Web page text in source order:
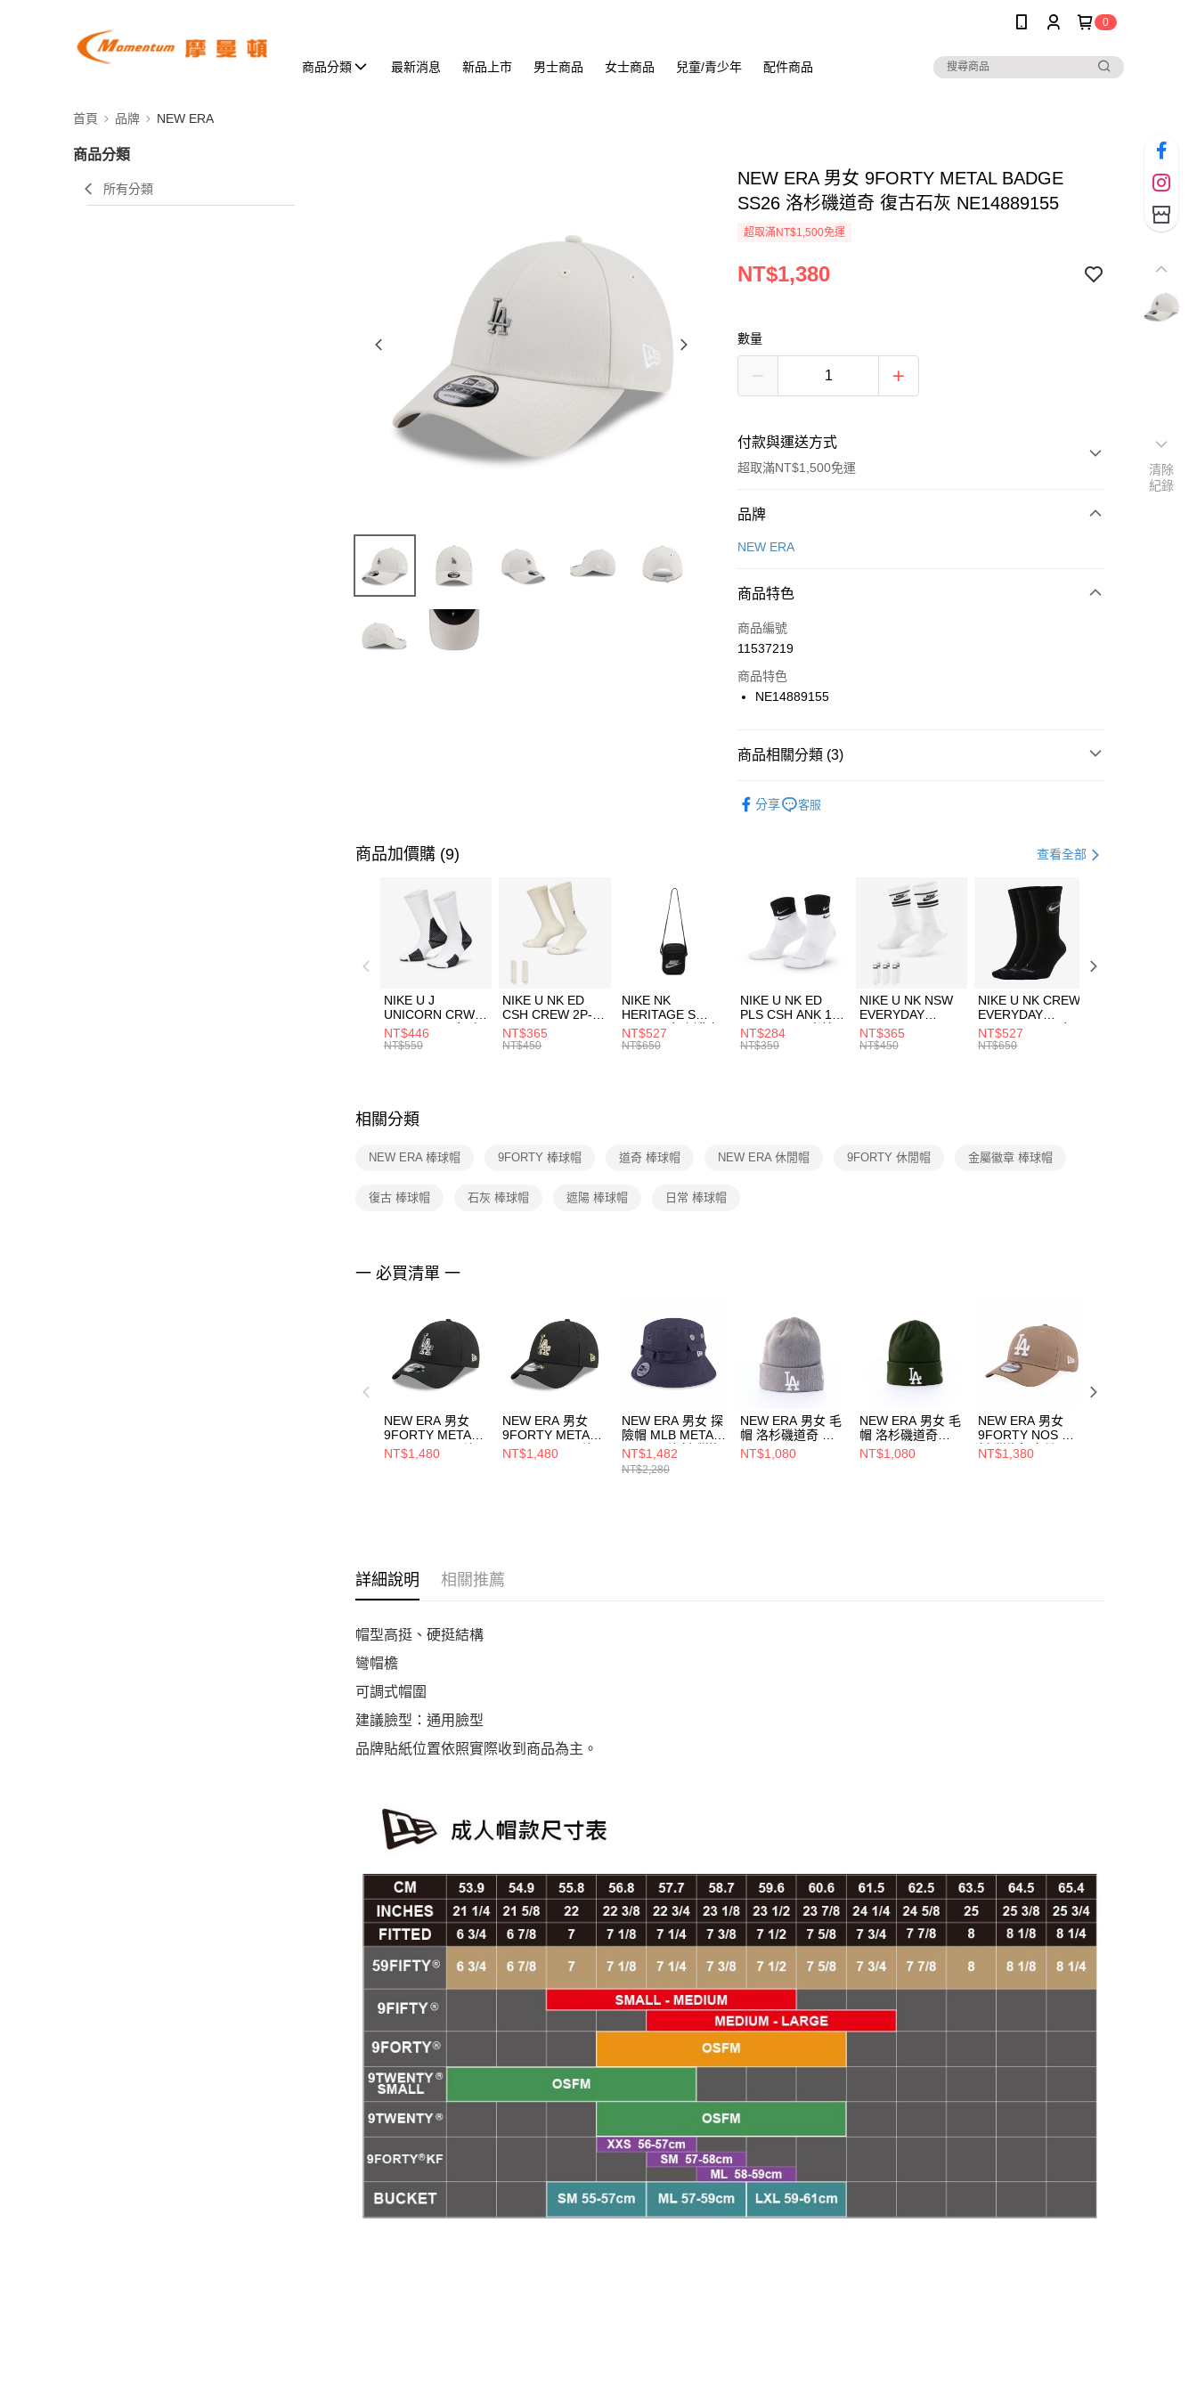
0
商品分類 最新消息 新品上市 男士商品 女士商品 兒童/青少年 配件商品
首頁 品牌 NEW ERA
商品分類
所有分類
NEW ERA 男女 9FORTY METAL BADGE
SS26 洛杉磯道奇 復古石灰 NE14889155
超取滿NT$1,500免運
NT$1,380
數量
付款與運送方式
超取滿NT$1,500免運
付款方式
信用卡一次付款
合作金庫商業銀行
華南商業銀行
上海商業儲蓄銀行
國泰世華商業銀行
聯邦商業銀行
台新國際商業銀行
LINE Pay
Apple Pay
【關於「AFTEE先享後付」】
３．安心：先確認商品／服務後，再付款。
【「AFTEE先享後付」結帳流程】
１．於結帳方式選擇「AFTEE先享後付」後，將跳轉至「AFTEE先享後
付」結帳頁面，進行簡訊認證並確認金額後，即可完成結帳。
２．訂單成立數日內，您將收到繳費通知簡訊。
３．收到繳費通知簡訊後14天內，點擊此簡訊中的連結，可透過四大超商
／ATM／網路銀行／等多元方式進行付款，方視為交易完成。
※ 請注意：結帳手續完成當下不需立刻繳費，但若您需要取消訂單，請聯
絡購買商品的店家。未經商家同意取消之訂單仍視為有效，需透過AFTEE
先享後付繳納相關費用。
交易，需依本服務之必要範圍內提供個人資料，並將交易相關給付款項請
５．嚴禁一人註冊多個帳號或使用他人資訊註冊。若發現惡意使用之情
形，恩沛科技股份有限公司將有權停止該用戶之使用額度並採取法律行
動。
每筆NT$100，滿NT$1,500(含以上)免運費
每筆NT$100，滿NT$1,500(含以上)免運費
付款後門市自取
每筆NT$100，滿NT$1,500(含以上)免運費
品牌
NEW ERA
商品特色
商品編號
11537219
商品特色
NE14889155
商品相關分類 (3)
分享 客服
商品加價購 (9) 查看全部
NIKE U J
UNICORN CRW
1PR -160 男女 中
統襪 FZ3393100
NT$446
NT$550
NIKE U NK ED
CSH CREW 2P-
144 EMBRDY 男
女 短統襪
NT$365
NT$450
NIKE NK
HERITAGE S
SMIT 男女 側背包
BA5871010
NT$527
NT$650
NIKE U NK ED
PLS CSH ANK 1P
144 DBL 男 中統
襪 DH4058104
NT$284
NT$350
NIKE U NK NSW
EVERYDAY
ESSENTIAL CR
男女 短統襪
NT$365
NT$450
NIKE U NK CREW
EVERYDAY
BBALL 3PR 男女
長統襪
NT$527
NT$650
相關分類
NEW ERA 棒球帽 9FORTY 棒球帽 道奇 棒球帽 NEW ERA 休閒帽 9FORTY 休閒帽 金屬徽章 棒球帽
復古 棒球帽 石灰 棒球帽 遮陽 棒球帽 日常 棒球帽
一 必買清單 一
NEW ERA 男女
9FORTY METAL
BADGE SS26 洛
杉磯道奇 黑
NT$1,480
NEW ERA 男女
9FORTY METAL
BADGE SS26 洛
杉磯道奇 黑
NT$1,480
NEW ERA 男女 探
險帽 MLB METAL
BADGE 洛杉磯道
奇 石墨
NE14499874
NT$1,482
NT$2,280
NEW ERA 男女 毛
帽 洛杉磯道奇 灰
NE70730185
NT$1,080
NEW ERA 男女 毛
帽 洛杉磯道奇
NE70730187
NT$1,080
NEW ERA 男女
9FORTY NOS 洛
杉磯道奇 卡其
NE13368516
NT$1,380
詳細說明 相關推薦
帽型高挺、硬挺結構
彎帽檐
可調式帽圍
建議臉型：通用臉型
品牌貼紙位置依照實際收到商品為主。
清除
紀錄